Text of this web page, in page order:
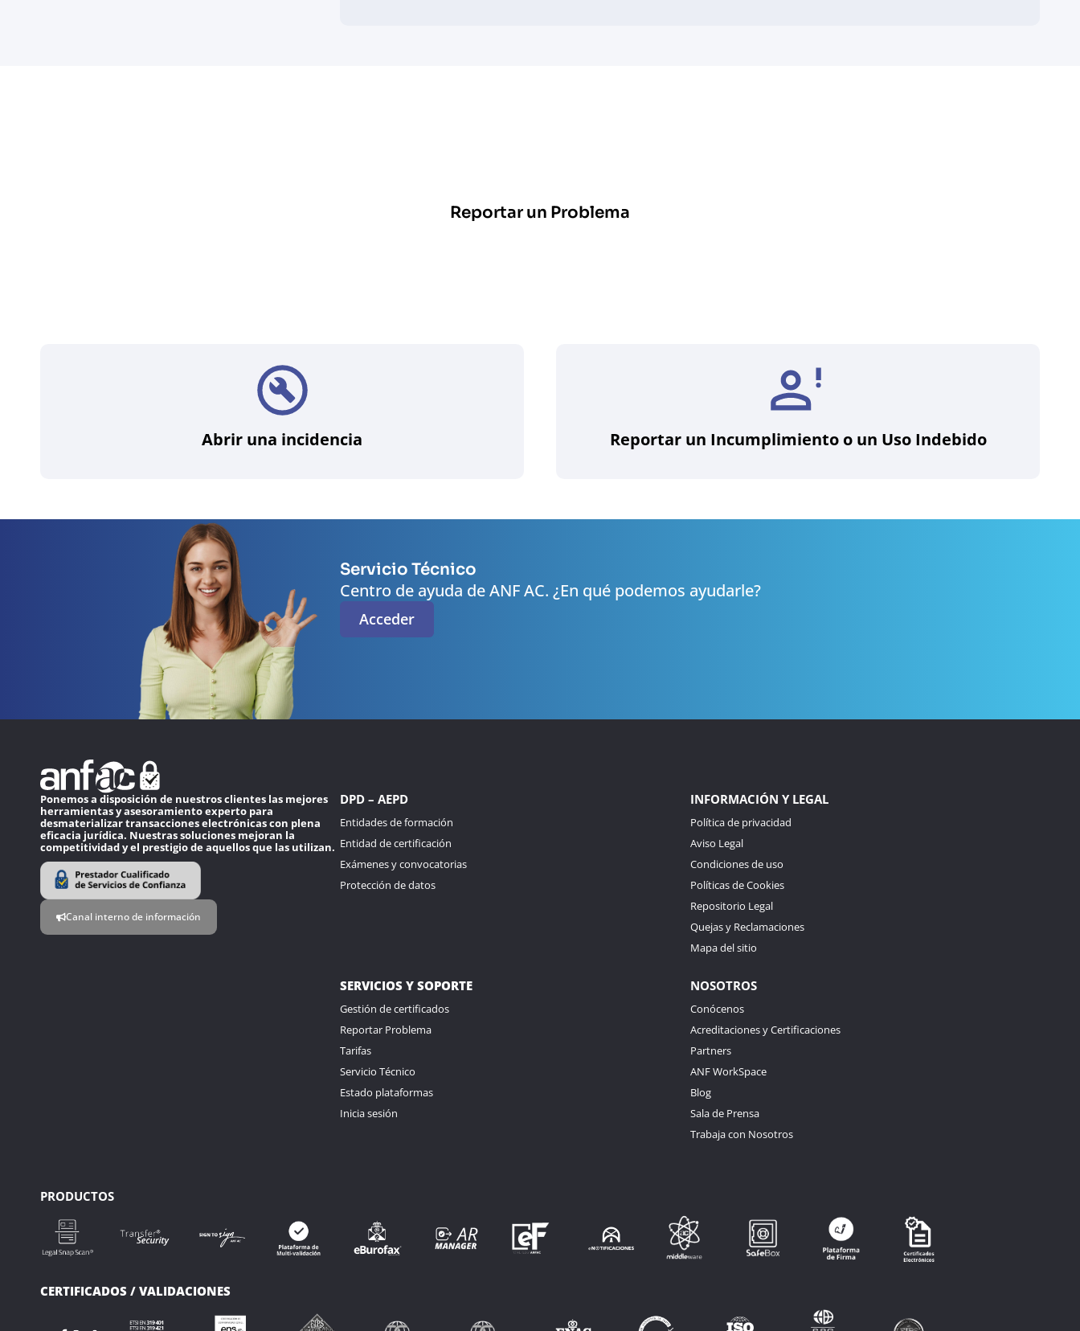
Reportar un Problema
Abrir una incidencia Reportar un Incumplimiento o un Uso Indebido
Servicio Técnico
Centro de ayuda de ANF AC. ¿En qué podemos ayudarle?
Acceder
Ponemos a disposición de nuestros clientes las mejores
herramientas y asesoramiento experto para
desmaterializar transacciones electrónicas con plena
eficacia jurídica. Nuestras soluciones mejoran la
competitividad y el prestigio de aquellos que las utilizan.
Canal interno de información
DPD – AEPD
Entidades de formación
Entidad de certificación
Exámenes y convocatorias
Protección de datos
INFORMACIÓN Y LEGAL
Política de privacidad
Aviso Legal
Condiciones de uso
Políticas de Cookies
Repositorio Legal
Quejas y Reclamaciones
Mapa del sitio
SERVICIOS Y SOPORTE
Gestión de certificados
Reportar Problema
Tarifas
Servicio Técnico
Estado plataformas
Inicia sesión
NOSOTROS
Conócenos
Acreditaciones y Certificaciones
Partners
ANF WorkSpace
Blog
Sala de Prensa
Trabaja con Nosotros
PRODUCTOS
CERTIFICADOS / VALIDACIONES